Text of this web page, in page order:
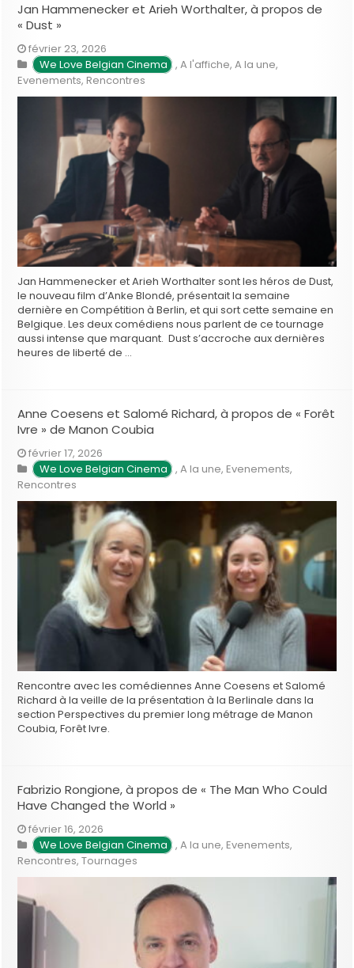
Jan Hammenecker et Arieh Worthalter, à propos de
« Dust »
février 23, 2026
We Love Belgian Cinema ,A l'affiche,A la une,
Evenements, Rencontres
Jan Hammenecker et Arieh Worthalter sont les héros de Dust,
le nouveau film d’Anke Blondé, présentait la semaine
dernière en Compétition à Berlin, et qui sort cette semaine en
Belgique. Les deux comédiens nous parlent de ce tournage
aussi intense que marquant. Dust s’accroche aux dernières
heures de liberté de …
Anne Coesens et Salomé Richard, à propos de « Forêt
Ivre » de Manon Coubia
février 17, 2026
We Love Belgian Cinema ,A la une, Evenements,
Rencontres
Rencontre avec les comédiennes Anne Coesens et Salomé
Richard à la veille de la présentation à la Berlinale dans la
section Perspectives du premier long métrage de Manon
Coubia, Forêt Ivre.
Fabrizio Rongione, à propos de « The Man Who Could
Have Changed the World »
février 16, 2026
We Love Belgian Cinema ,A la une, Evenements,
Rencontres,Tournages